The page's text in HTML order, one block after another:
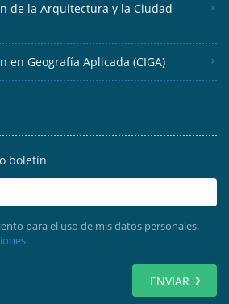
de la Arquitectura y la Ciudad
en Geografía Aplicada (CIGA)
boletín
para el uso de mis datos personales.
ENVIAR